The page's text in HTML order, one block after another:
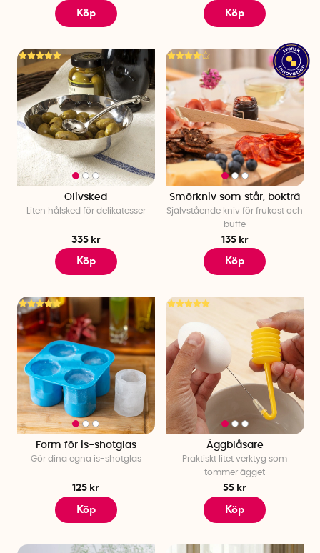
Köp Köp
Olivsked
Liten hålsked för delikatesser
335 kr
Köp
Smörkniv som står, bokträ
Självstående kniv för frukost och
buffe
135 kr
Köp
Form för is-shotglas
Gör dina egna is-shotglas
125 kr
Köp
Äggblåsare
Praktiskt litet verktyg som
tömmer ägget
55 kr
Köp